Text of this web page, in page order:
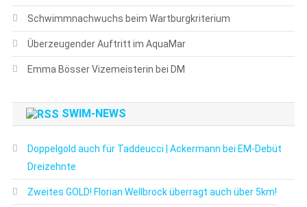
Schwimmnachwuchs beim Wartburgkriterium
Überzeugender Auftritt im AquaMar
Emma Bösser Vizemeisterin bei DM
SWIM-NEWS
Doppelgold auch für Taddeucci | Ackermann bei EM-Debüt
Dreizehnte
Zweites GOLD! Florian Wellbrock überragt auch über 5km!